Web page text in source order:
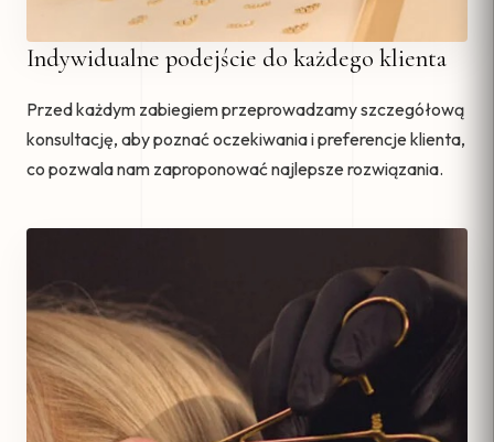
Indywidualne podejście do każdego klienta
Przed każdym zabiegiem przeprowadzamy szczegółową
konsultację, aby poznać oczekiwania i preferencje klienta,
co pozwala nam zaproponować najlepsze rozwiązania.